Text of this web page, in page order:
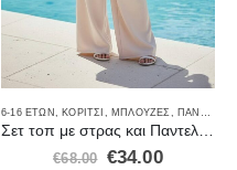
6-16 ΕΤΏΝ ΚΟΡΊΤΣΙ ΜΠΛΟΎΖΕΣ ΠΑΝΤΕΛΌΝΙΑ
€68.00 €34.00